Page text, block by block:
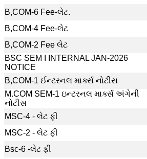
B,COM-6 Fee-લેટ.
B,COM-4 Fee-લેટ
B,COM-2 Fee લેટ
BSC SEM I INTERNAL JAN-2026
NOTICE
B,COM-1 ઈન્ટરનલ માર્ક્સ નોટીસ
M.COM SEM-1 ઇન્ટરનલ માર્ક્સ અંગેની
નોટીસ
MSC-4 - લેટ ફી
MSC-2 - લેટ ફી
Bsc-6 -લેટ ફી